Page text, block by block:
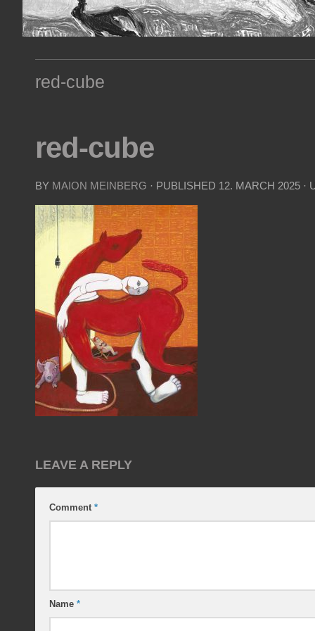
red-cube
red-cube
BY MAION MEINBERG · PUBLISHED 12. MARCH 2025 ·
LEAVE A REPLY
Comment *
Name *